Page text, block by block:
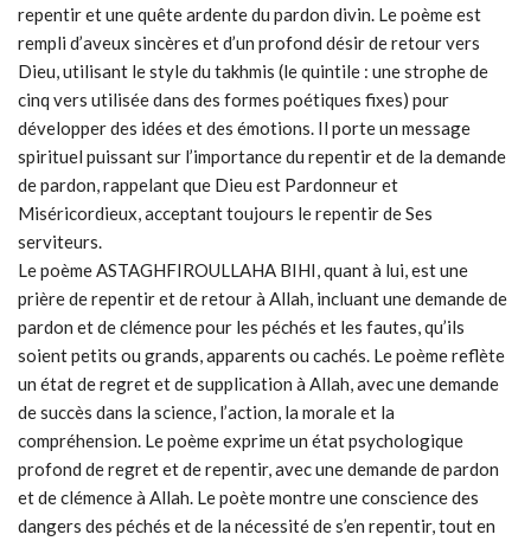
repentir et une quête ardente du pardon divin. Le poème est
rempli d’aveux sincères et d’un profond désir de retour vers
Dieu, utilisant le style du takhmis (le quintile : une strophe de
cinq vers utilisée dans des formes poétiques fixes) pour
développer des idées et des émotions. Il porte un message
spirituel puissant sur l’importance du repentir et de la demande
de pardon, rappelant que Dieu est Pardonneur et
Miséricordieux, acceptant toujours le repentir de Ses
serviteurs.
Le poème ASTAGHFIROULLAHA BIHI, quant à lui, est une
prière de repentir et de retour à Allah, incluant une demande de
pardon et de clémence pour les péchés et les fautes, qu’ils
soient petits ou grands, apparents ou cachés. Le poème reflète
un état de regret et de supplication à Allah, avec une demande
de succès dans la science, l’action, la morale et la
compréhension. Le poème exprime un état psychologique
profond de regret et de repentir, avec une demande de pardon
et de clémence à Allah. Le poète montre une conscience des
dangers des péchés et de la nécessité de s’en repentir, tout en